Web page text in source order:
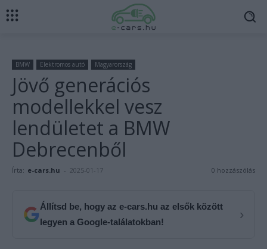
BMW Elektromos autó Magyarország
Jövő generációs
modellekkel vesz
lendületet a BMW
Debrecenből
Írta: e-cars.hu - 2025-01-17 0 hozzászólás
Állítsd be, hogy az e-cars.hu az elsők között
legyen a Google-találatokban!
›